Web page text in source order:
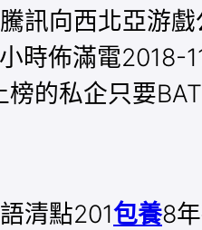
訊向西北亞游
時佈滿電2018-
的私企只要
清點201包養8